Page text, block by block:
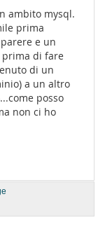
ambito mysql.
prima
e un
prima di fare
di un
a un altro
posso
non ci ho